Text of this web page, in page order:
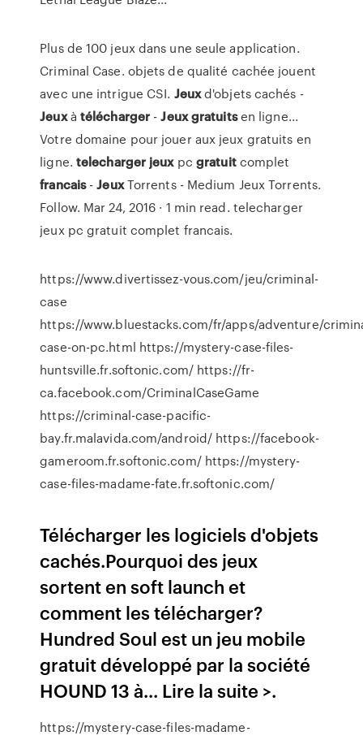
Plus de 100 jeux dans une seule application.
Criminal Case. objets de qualité cachée jouent
avec une intrigue CSI. Jeuxd'objets cachés -
Jeuxà télécharger -Jeuxgratuitsen ligne...
Votre domaine pour jouer aux jeux gratuits en
ligne. telecharger jeuxpc gratuitcomplet
francais-JeuxTorrents - Medium Jeux Torrents.
Follow. Mar 24, 2016 · 1 min read. telecharger
jeux pc gratuit complet francais.
https://www.divertissez-vous.com/jeu/criminal-
case
https://www.bluestacks.com/fr/apps/adventure/
case-on-pc.html https://mystery-case-files-
huntsville.fr.softonic.com/ https://fr-
ca.facebook.com/CriminalCaseGame
https://criminal-case-pacific-
bay.fr.malavida.com/android/ https://facebook-
gameroom.fr.softonic.com/ https://mystery-
case-files-madame-fate.fr.softonic.com/
Télécharger les logiciels d'objets
cachés.Pourquoi des jeux
sortent en soft launch et
comment les télécharger?
Hundred Soul est un jeu mobile
gratuit développé par la société
HOUND 13 à... Lire la suite >.
https://mystery-case-files-madame-